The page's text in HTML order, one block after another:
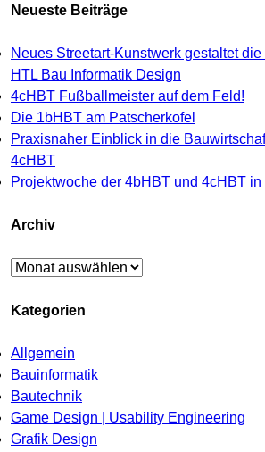
Neueste Beiträge
Neues Streetart-Kunstwerk gestaltet
HTL Bau Informatik Design
4cHBT Fußballmeister auf dem Feld!
Die 1bHBT am Patscherkofel
Praxisnaher Einblick in die
4cHBT
Projektwoche der 4bHBT und 4cHBT in
Archiv
Archiv
Kategorien
Allgemein
Bauinformatik
Bautechnik
Game Design | Usability Engineering
Grafik Design